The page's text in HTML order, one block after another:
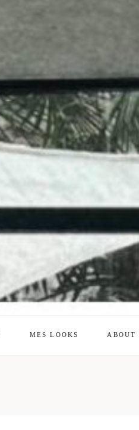
MES LOOKS ABOUT